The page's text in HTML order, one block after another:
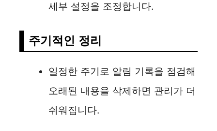
세부 설정을 조정합니다.
주기적인 정리
일정한 주기로 알림 기록을 점검해
오래된 내용을 삭제하면 관리가 더
쉬워집니다.